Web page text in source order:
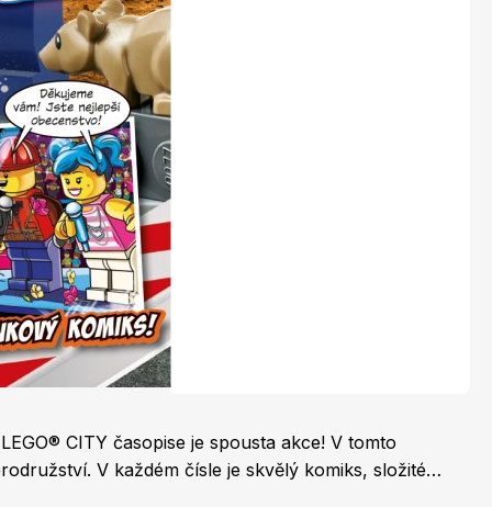
LEGO® časopisy
Burda Easy
CITY časopise je spousta akce! V tomto
V každém čísle je skvělý komiks, složité